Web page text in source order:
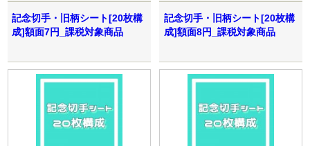
記念切手・旧柄シート[20枚構
成]額面7円_課税対象商品
記念切手・旧柄シート[20枚構
成]額面8円_課税対象商品